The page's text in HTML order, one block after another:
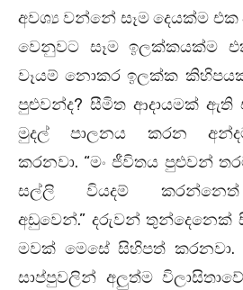
අවශ්‍ය වන්නේ සෑම දෙයක්ම
වෙනුවට සෑම ඉලක්කයක්ම
වෑයම් නොකර ඉලක්ක
පුළුවන්ද? සීමිත ආදායමක්
මුදල් පාලනය කරන
කරනවා. “මං ජීවිතය පුළුවන්
සල්ලි වියදම්
අඩුවෙන්.” දරුවන්
මවක් මෙසේ සිහිපත්
සාප්පුවලින් අලුත්ම